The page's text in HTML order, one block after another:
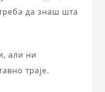
да знаш шта
али ни
траје.